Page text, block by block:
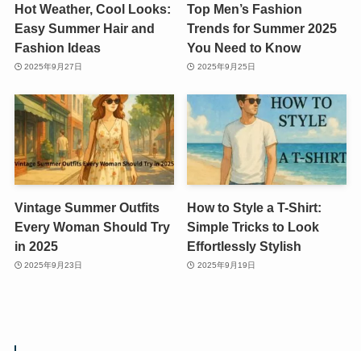
Hot Weather, Cool Looks:
Easy Summer Hair and
Fashion Ideas
2025年9月27日
Top Men’s Fashion
Trends for Summer 2025
You Need to Know
2025年9月25日
Vintage Summer Outfits
Every Woman Should Try
in 2025
2025年9月23日
How to Style a T-Shirt:
Simple Tricks to Look
Effortlessly Stylish
2025年9月19日